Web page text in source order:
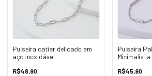
Pulseira catier delicado em
aço inoxidável
R$48,90
Pulseira
Minimalista
R$45,90